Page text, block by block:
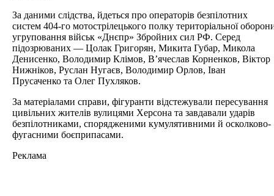
За даними слідства, йдеться про операторів безпілотних
систем 404-го мотострілецького полку територіальної
угруповання військ «Днєпр» Збройних сил РФ. Серед
підозрюваних — Цолак Григорян, Микита Губар, Микола
Денисенко, Володимир Клімов, В’ячеслав Корненков, Віктор
Нижніков, Руслан Нугаєв, Володимир Орлов, Іван
Прусаченко та Олег Пухляков.
За матеріалами справи, фігуранти відстежували пересування
цивільних жителів вулицями Херсона та завдавали ударів
безпілотниками, спорядженими кумулятивними й осколково-
фугасними боєприпасами.
Реклама